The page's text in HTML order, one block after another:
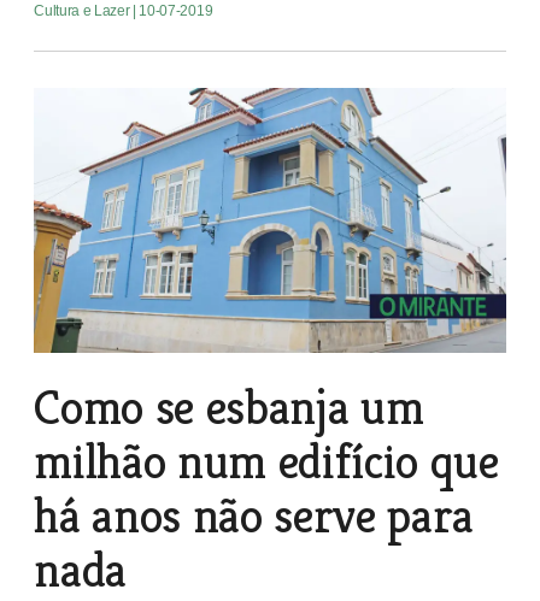
Cultura e Lazer | 10-07-2019
Como se esbanja um
milhão num edifício que
há anos não serve para
nada